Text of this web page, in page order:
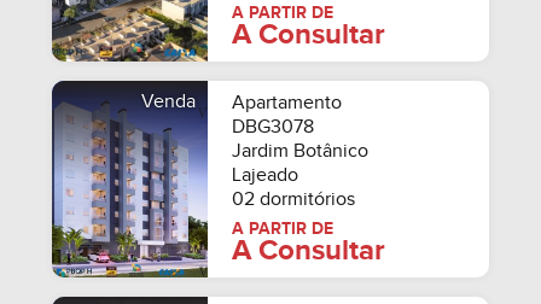
A PARTIR DE
A Consultar
Venda
Apartamento
DBG3078
Jardim Botânico
Lajeado
02 dormitórios
A PARTIR DE
A Consultar